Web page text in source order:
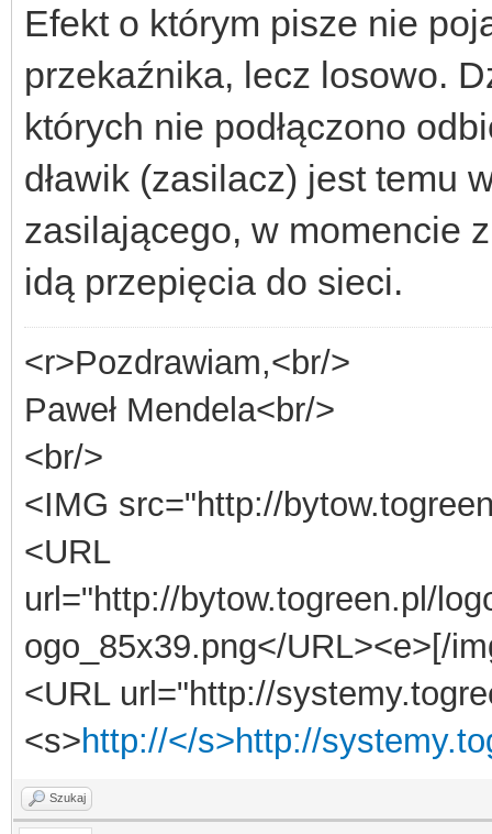
Efekt o którym pisze nie
przekaźnika, lecz losowo.
których nie podłączono
dławik (zasilacz) jest temu
zasilającego, w momencie
idą przepięcia do sieci.
<r>Pozdrawiam,<br/>
Paweł Mendela<br/>
<br/>
<IMG src="http://
<URL
url="http://bytow.togreen.pl/
ogo_85x39.png</URL><e>[/
<URL url="http://
<s>http://</s>http://
Szukaj